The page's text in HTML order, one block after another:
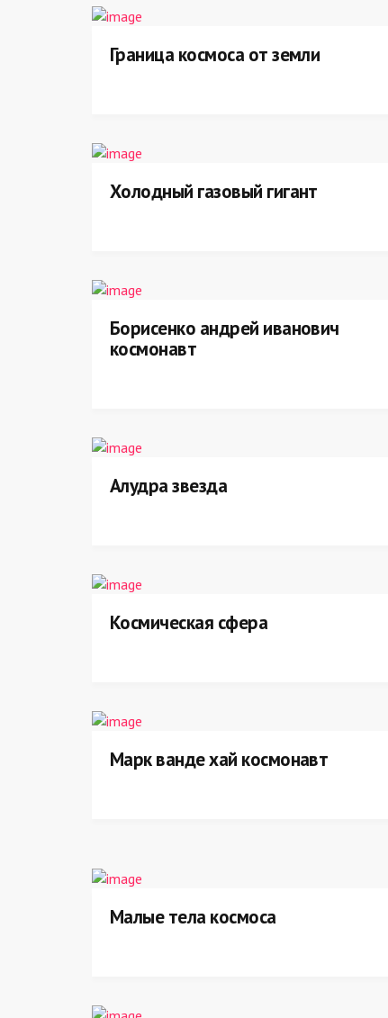
Граница космоса от земли
Холодный газовый гигант
Борисенко андрей иванович
космонавт
Алудра звезда
Космическая сфера
Марк ванде хай космонавт
Малые тела космоса